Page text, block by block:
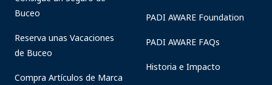
Buceo
Reserva unas Vacaciones
de Buceo
Compra Artículos de Marca
PADI AWARE Foundation
PADI AWARE FAQs
Historia e Impacto